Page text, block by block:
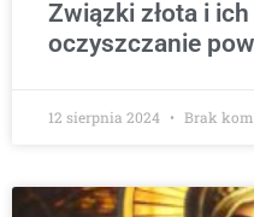
Związki złota i ich
oczyszczanie
12 sierpnia 2024 Brak